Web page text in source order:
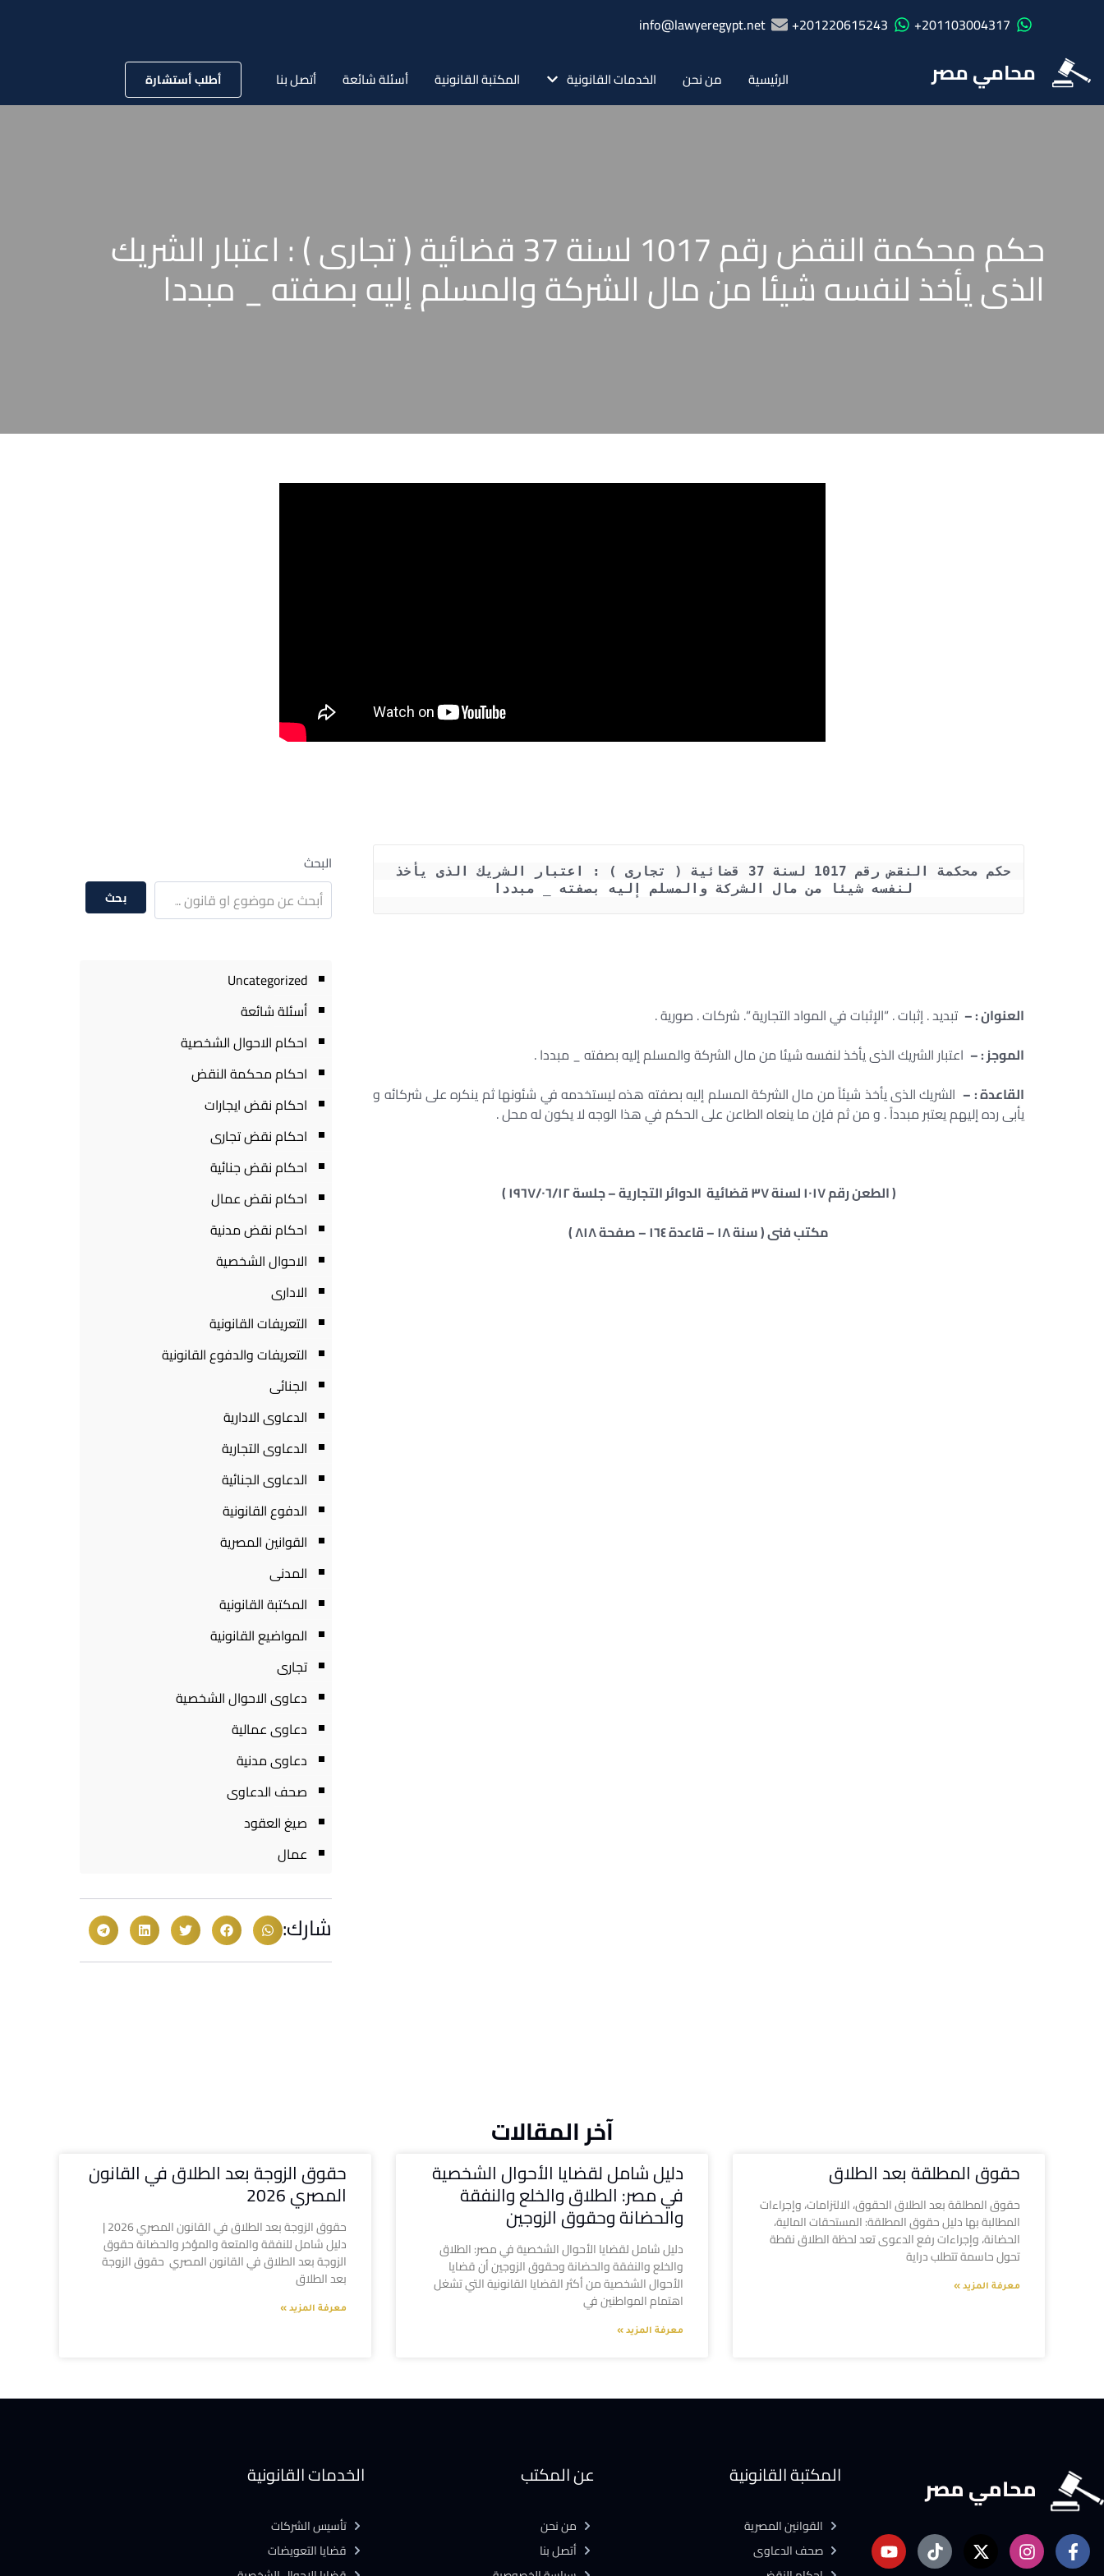
201103004317+
201220615243+
info@lawyeregypt.net
محامي مصر الرئيسية من نحن الخدمات القانونية المكتبة القانونية أسئلة شائعة أتصل بنا أطلب أستشارة
حكم محكمة النقض رقم 1017 لسنة 37 قضائية ( تجارى ) : اعتبار الشريك
الذى يأخذ لنفسه شيئا من مال الشركة والمسلم إليه بصفته _ مبددا
لنفسه شيئا من مال الشركة والمسلم إليه بصفته _ مبددا
العنوان : – تبديد . إثبات . “الإثبات في المواد التجارية “. شركات . صورية .
الموجز : – اعتبار الشريك الذى يأخذ لنفسه شيئا من مال الشركة والمسلم إليه بصفته _ مبددا .
القاعدة : –الشريك الذى يأخذ شيئاً من مال الشركة المسلم إليه بصفته هذه ليستخدمه في شئونها ثم ينكره على شركائه و
يأبى رده إليهم يعتبر مبدداً . و من ثم فإن ما ينعاه الطاعن على الحكم في هذا الوجه لا يكون له محل .
( الطعن رقم ١٠١٧ لسنة ٣٧ قضائية الدوائر التجارية – جلسة ١٩٦٧/٠٦/١٢ )
مكتب فنى ( سنة ١٨ – قاعدة ١٦٤ – صفحة ٨١٨ )
البحث
بحث
Uncategorized
أسئلة شائعة
احكام الاحوال الشخصية
احكام محكمة النقض
احكام نقض ايجارات
احكام نقض تجارى
احكام نقض جنائية
احكام نقض عمال
احكام نقض مدنية
الاحوال الشخصية
الادارى
التعريفات القانونية
التعريفات والدفوع القانونية
الجنائى
الدعاوى الادارية
الدعاوى التجارية
الدعاوى الجنائية
الدفوع القانونية
القوانين المصرية
المدنى
المكتبة القانونية
المواضيع القانونية
تجارى
دعاوى الاحوال الشخصية
دعاوى عمالية
دعاوى مدنية
صحف الدعاوى
صيغ العقود
عمال
شارك:
آخر المقالات
حقوق المطلقة بعد الطلاق
حقوق المطلقة بعد الطلاق الحقوق، الالتزامات، وإجراءات
المطالبة بها دليل حقوق المطلقة: المستحقات المالية،
الحضانة، وإجراءات رفع الدعوى تعد لحظة الطلاق نقطة
تحول حاسمة تتطلب دراية
معرفة المزيد »
دليل شامل لقضايا الأحوال الشخصية
في مصر: الطلاق والخلع والنفقة
والحضانة وحقوق الزوجين
دليل شامل لقضايا الأحوال الشخصية في مصر: الطلاق
والخلع والنفقة والحضانة وحقوق الزوجين أن قضايا
الأحوال الشخصية من أكثر القضايا القانونية التي تشغل
اهتمام المواطنين في
معرفة المزيد »
حقوق الزوجة بعد الطلاق في القانون
المصري 2026
حقوق الزوجة بعد الطلاق في القانون المصري 2026 |
دليل شامل للنفقة والمتعة والمؤخر والحضانة حقوق
الزوجة بعد الطلاق في القانون المصري حقوق الزوجة
بعد الطلاق
معرفة المزيد »
محامي مصر المكتبة القانونية
القوانين المصرية
صحف الدعاوى
عن المكتب
من نحن
أتصل بنا
الخدمات القانونية
تأسيس الشركات
قضايا التعويضات